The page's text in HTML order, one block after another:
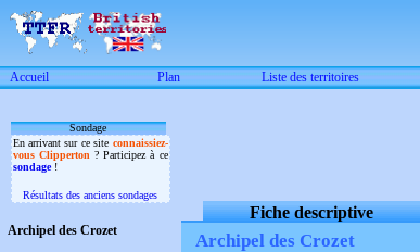
Accueil Plan Liste des territoires
Sondage
En arrivant sur ce site connaissiez-
vous Clipperton ? Participez à ce
sondage!
Résultats des anciens sondages
Archipel des Crozet
Fiche descriptive
Archipel des Crozet